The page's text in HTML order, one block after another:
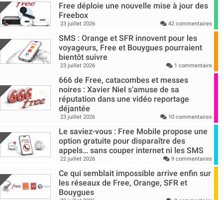
Free déploie une nouvelle mise à jour des
Freebox
23 juillet 2026 42 commentaires
SMS : Orange et SFR innovent pour les
voyageurs, Free et Bouygues pourraient
bientôt suivre
23 juillet 2026 1 commentaire
666 de Free, catacombes et messes
noires : Xavier Niel s’amuse de sa
réputation dans une vidéo reportage
déjantée
23 juillet 2026 10 commentaires
Le saviez-vous : Free Mobile propose une
option gratuite pour disparaître des
appels… sans couper internet ni les SMS
22 juillet 2026 9 commentaires
Ce qui semblait impossible arrive enfin sur
les réseaux de Free, Orange, SFR et
Bouygues